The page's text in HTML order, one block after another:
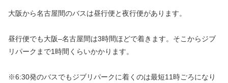
大阪から名古屋間のバスは昼行便と夜行便があります。
昼行便でも大阪–名古屋間は3時間ほどで着きます。そこからジブ
リパークまで1時間くらいかかります。
※6:30発のバスでもジブリパークに着くのは最短11時ごろになり